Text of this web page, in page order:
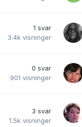
1 svar
3.4k visninger
0 svar
901 visninger
3 svar
1.5k visninger